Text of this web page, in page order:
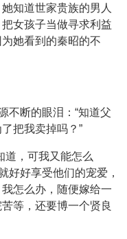
知道世家贵族的男人
女孩子当做寻求利益
她看到的秦昭的不
不断的眼泪：“知道父
把我卖掉吗？”
道，可我又能怎么
好好享受他们的宠爱，
怎么办，随便嫁给一
等，还要博一个贤良